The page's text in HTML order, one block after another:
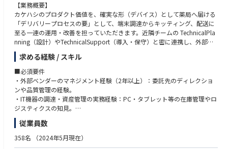
【業務概要】
カケハシのプロダクト価値を、確実な形（デバイス）として薬局へ届ける
「デリバリープロセスの要」として、端末調達からキッティング、配送に
至る一連の運用・改善を担っていただきます。近隣チームの TechnicalPla
nning（設計）やTechnicalSupport（導入・保守）と密に連携し、外部パ
ートナーと共に「止まらない医療」を支えるデバイス供給体制を構築・運
用することがミッションです。
【具体的な業務】
・ベンダーマネジメント・品質管理
委託先キッティングセンターの工程管理、品質改善。
・自律的なプロセス構築（0→1 / 1→10）
再定義・構築。
・調達、サプライチェーン管理
導入計画に基づく端末・周辺機器の発注、仕入れ価格交渉、在庫の適正
求める経験 / スキル
■必須要件
・外部ベンダーのマネジメント経験（2年以上）：委託先のディレクショ
ンや品質管理の経験。
・IT機器の調達・資産管理の実務経験：PC・タブレット等の在庫管理やロ
ジスティクスの知見。
・業務改善の実績：自ら課題を見つけ、仕組み（フロー）を構築・改善し
た経験。
従業員数
358名 （2024年5月現在）